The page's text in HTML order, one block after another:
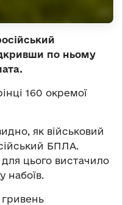
по ньому
160 окремої
як військовий
БПЛА.
цього вистачило
набоїв.